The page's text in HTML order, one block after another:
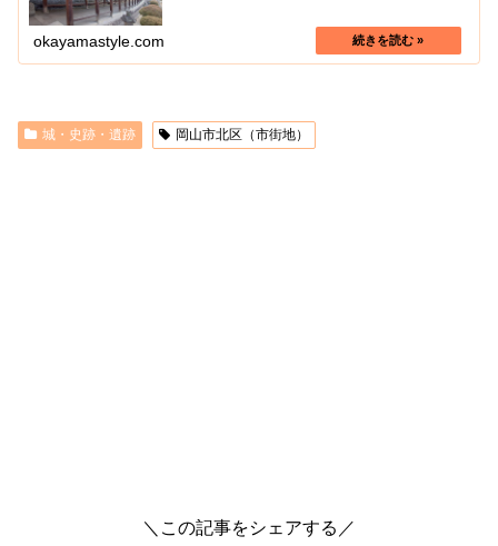
okayamastyle.com
城・史跡・遺跡 岡山市北区（市街地）
＼この記事をシェアする／